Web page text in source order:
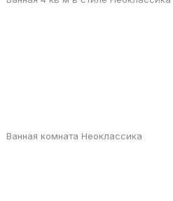
Ванная комната Неоклассика